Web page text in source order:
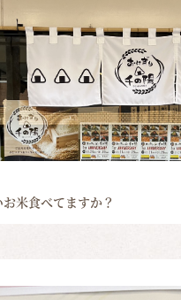
米食べてますか？